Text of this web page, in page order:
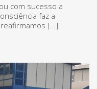
com sucesso a
faz a
reafirmamos […]